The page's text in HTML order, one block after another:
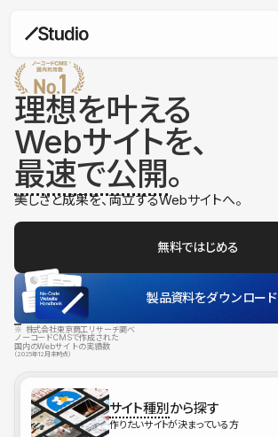
理想を叶える
Webサイトを、
最速で公開。
美しさと成果を、両立するWebサイトへ。
無料ではじめる
製品資料をダウンロード
※ 株式会社東京商工リサーチ調べ
ノーコードCMSで作成された
国内のWebサイトの実績数
（2025年12月末時点）
サイト種別から探す
作りたいサイトが決まっている方